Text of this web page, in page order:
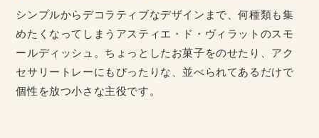
シンプルからデコラティブなデザインまで、何種類も集
めたくなってしまうアスティエ・ド・ヴィラットのスモ
ールディッシュ。ちょっとしたお菓子をのせたり、アク
セサリートレーにもぴったりな、並べられてあるだけで
個性を放つ小さな主役です。